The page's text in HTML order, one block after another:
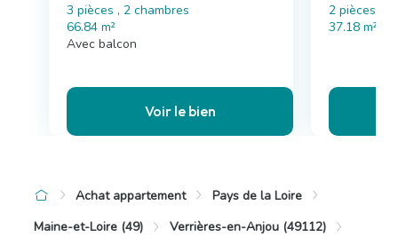
3 pièces , 2 chambres
66.84 m²
Avec balcon
Voir le bien
2 pièces , 1
37.18 m²
Achat appartement
Pays de la Loire
Maine-et-Loire (49)
Verrières-en-Anjou (49112)